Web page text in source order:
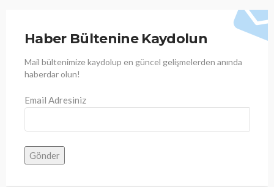
Haber Bültenine Kaydolun
Mail bültenimize kaydolup en güncel gelişmelerden anında
haberdar olun!
Email Adresiniz